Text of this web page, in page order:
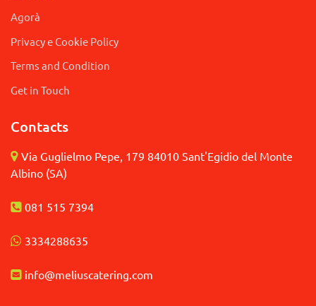
Agorà
Privacy e Cookie Policy
Terms and Condition
Get in Touch
Contacts
Via Guglielmo Pepe, 179 84010 Sant'Egidio del Monte
Albino (SA)
081 515 7394
3334288635
info@meliuscatering. com